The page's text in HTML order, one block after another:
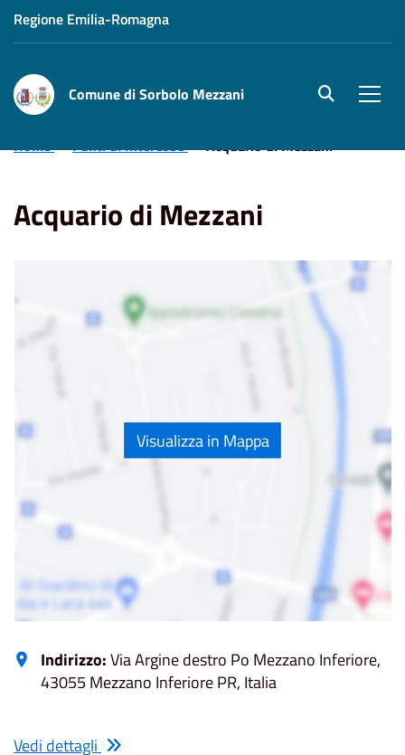
Regione Emilia-Romagna
Comune di Sorbolo Mezzani site.searc
Home Punti di Interesse Acquario di Mezzani
Acquario di Mezzani
Visualizza in Mappa
Indirizzo:Via Argine destro Po Mezzano Inferiore,
43055 Mezzano Inferiore PR, Italia
Vedi dettagli